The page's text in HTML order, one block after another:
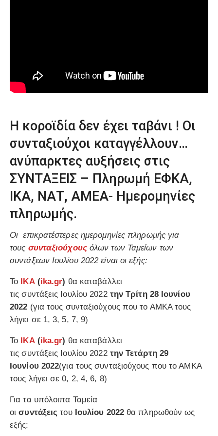
Η κοροϊδία δεν έχει ταβάνι ! Οι
συνταξιούχοι καταγγέλλουν…
ανύπαρκτες αυξήσεις στις
ΣΥΝΤΑΞΕΙΣ – Πληρωμή ΕΦΚΑ,
ΙΚΑ, ΝΑΤ, ΑΜΕΑ- Ημερομηνίες
πληρωμής.
Οι επικρατέστερες ημερομηνίες πληρωμής για
τους συνταξιούχουςόλων των Ταμείων των
συντάξεων Ιουλίου 2022 είναι οι εξής:
Το ΙΚΑ (ika.gr) θα καταβάλλει
τις συντάξεις Ιουλίου 2022 την Τρίτη 28 Ιουνίου
2022 (για τους συνταξιούχους που το ΑΜΚΑ τους
λήγει σε 1, 3, 5, 7, 9)
Το ΙΚΑ (ika.gr) θα καταβάλλει
τις συντάξεις Ιουλίου 2022 την Τετάρτη 29
Ιουνίου2022(για τους συνταξιούχους που το ΑΜΚΑ
τους λήγει σε 0, 2, 4, 6, 8)
Για τα υπόλοιπα Ταμεία
οισυντάξεις του Ιουλίου 2022θα πληρωθούν ως
εξής: